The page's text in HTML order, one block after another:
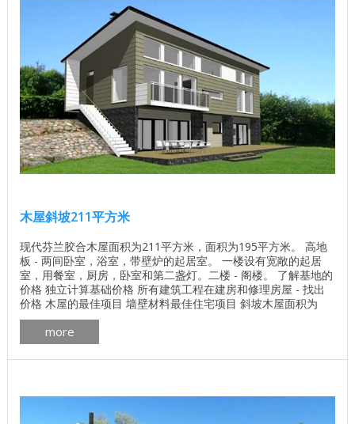
木屋斜坡211平方米
现代芬兰胶合木屋面积为211平方米，面积为195平方米。 高地
板 - 两间卧室，浴室，带壁炉的起居室。 一楼设有宽敞的起居
室，用餐室，厨房，卧室和第二盏灯。二楼 - 阁楼。 了解基地的
价格 独立计算基础价格 所有建筑工程在建房和修理房屋 - 找出
价格 木屋的最佳项目 墙壁材料最佳住宅项目 斜坡木屋面积为
195平方米 木屋的计划坡度为211平方米 ...
more